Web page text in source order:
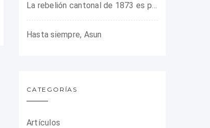
La rebelión cantonal de 1873 es protagonista en la ARMHADH
Hasta siempre, Asun
CATEGORÍAS
Artículos